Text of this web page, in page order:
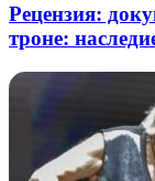
Рецензия:
троне: